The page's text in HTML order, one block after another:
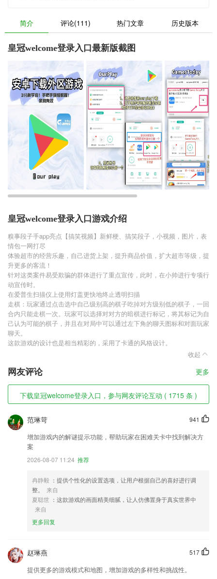
简介 评论(111) 热门文章 历史版本
皇冠welcome登录入口最新版截图
皇冠welcome登录入口游戏介绍
糗事段子手app亮点【搞笑视频】新鲜梗、搞笑段子，小视频，图片，表
情包一网打尽
体验超市的经营乐趣，自己进货上架，提升商品价值，扩大超市等级，提
升更多的客流！
针对这类案件易受欺骗的群体进行了重点宣传，此时，在小帅进行专项行
动宣传时。
在爱普生扫描仪上使用灯盖更快地终止透明扫描
走棋：玩家通过点击选中自己级别高的棋子吃掉对方级别低的棋子，一回
合内只能走棋一次。玩家可以选择对对方的暗棋进行标记，将其标记为自
己认为可能的棋子，并且在对局中可以通过左下角的聊天图标和对面玩家
聊天。
这款游戏的设计也是相当精彩的，采用了卡通的风格设计。
收起
网友评论 更多
下载皇冠welcome登录入口，参与网友评论互动 ( 1715 条 )
941
范琳苛
增加游戏内的解谜提示功能，帮助玩家在困难关卡中找到解决方
案
2026-08-07 11:24 推荐
冉静毅 ：提供个性化的设置选项，让用户根据自己的喜好进行调
整。
来自
夏聪世 ：这款游戏的画面精美细腻，让人仿佛置身于真实世界中
来自
更多回复
517
赵琳燕
提供更多的游戏模式和地图，增加游戏的多样性和挑战性。